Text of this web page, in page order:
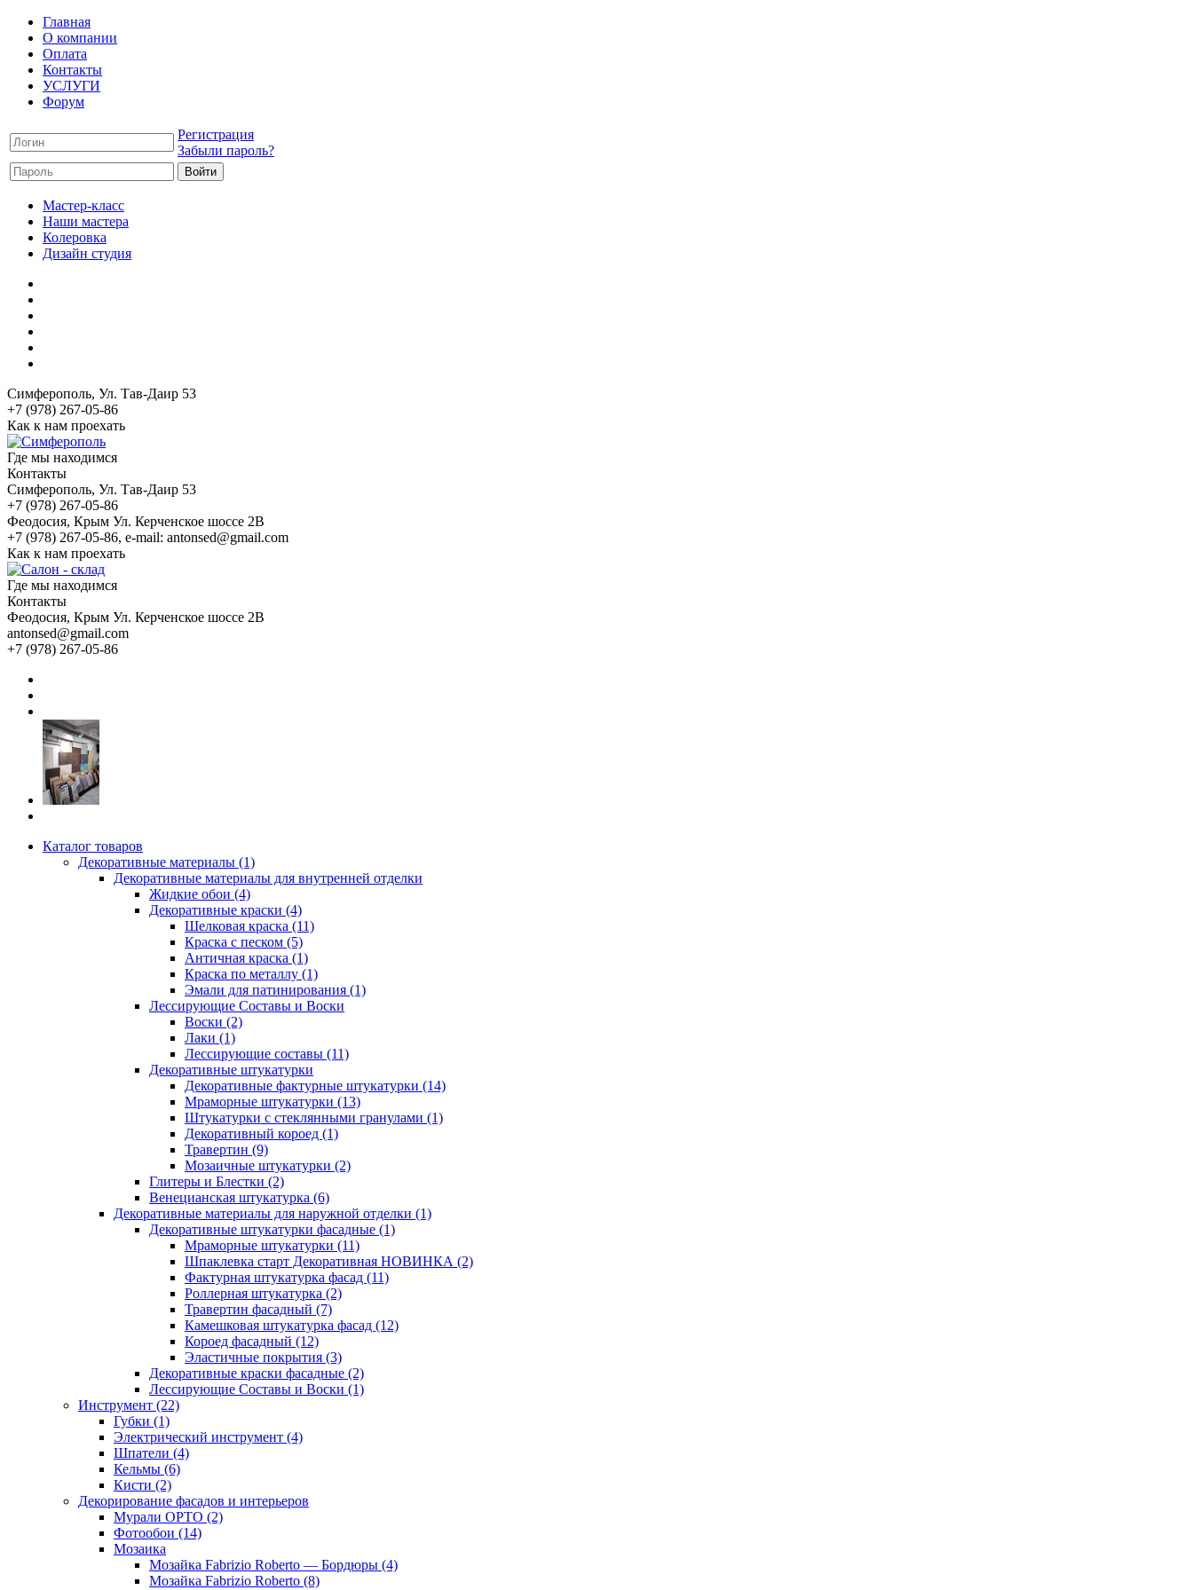
Главная
О компании
Оплата
Контакты
УСЛУГИ
Форум
Регистрация
Забыли пароль?
Мастер-класс
Наши мастера
Колеровка
Дизайн студия
Симферополь, Ул. Тав-Даир 53
+7 (978) 267-05-86
Как к нам проехать
Где мы находимся
Контакты
Симферополь, Ул. Тав-Даир 53
+7 (978) 267-05-86
Феодосия, Крым Ул. Керченское шоссе 2В
+7 (978) 267-05-86, e-mail: antonsed@gmail.com
Как к нам проехать
Где мы находимся
Контакты
Феодосия, Крым Ул. Керченское шоссе 2В
antonsed@gmail.com
+7 (978) 267-05-86
Каталог товаров
Декоративные материалы (1)
Декоративные материалы для внутренней отделки
Жидкие обои (4)
Декоративные краски (4)
Шелковая краска (11)
Краска с песком (5)
Античная краска (1)
Краска по металлу (1)
Эмали для патинирования (1)
Лессирующие Составы и Воски
Воски (2)
Лаки (1)
Лессирующие составы (11)
Декоративные штукатурки
Декоративные фактурные штукатурки (14)
Мраморные штукатурки (13)
Штукатурки с стеклянными гранулами (1)
Декоративный короед (1)
Травертин (9)
Мозаичные штукатурки (2)
Глитеры и Блестки (2)
Венецианская штукатурка (6)
Декоративные материалы для наружной отделки (1)
Декоративные штукатурки фасадные (1)
Мраморные штукатурки (11)
Шпаклевка старт Декоративная НОВИНКА (2)
Фактурная штукатурка фасад (11)
Роллерная штукатурка (2)
Травертин фасадный (7)
Камешковая штукатурка фасад (12)
Короед фасадный (12)
Эластичные покрытия (3)
Декоративные краски фасадные (2)
Лессирующие Составы и Воски (1)
Инструмент (22)
Губки (1)
Электрический инструмент (4)
Шпатели (4)
Кельмы (6)
Кисти (2)
Декорирование фасадов и интерьеров
Мурали ОРТО (2)
Фотообои (14)
Мозаика
Мозайка Fabrizio Roberto — Бордюры (4)
Мозайка Fabrizio Roberto (8)